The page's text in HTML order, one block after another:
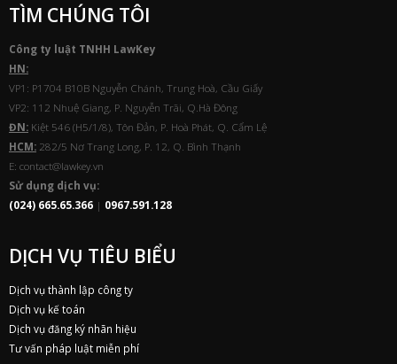
VP1: P1704 B10B Nguyễn Chánh, Trung Hoà, Cầu Giấy
ĐN:Kiệt 546 (H5/1/8), Tôn Đản, P. Hoà Phát, Q. Cẩm Lệ
HCM:
E: contact@lawkey.vn
Sử dụng dịch vụ:
(024) 665.65.366 |0967.591.128
DỊCH VỤ TIÊU BIỂU
Dịch vụ thành lập công ty
Dịch vụ đăng ký nhãn hiệu
Tư vấn pháp luật miễn phí
© Copyright 2019. All Rights Reserved.